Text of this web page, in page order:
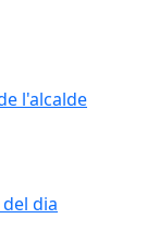
l'alcalde
dia